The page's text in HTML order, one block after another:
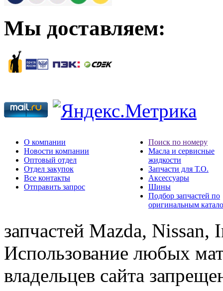
Мы доставляем:
О компании
Новости компании
Оптовый отдел
Отдел закупок
Все контакты
Отправить запрос
Поиск по номеру
Масла и сервисные
жидкости
Запчасти для Т.О.
Аксессуары
Шины
Подбор запчастей по
оригинальным
запчастей Mazda,
Использование любых
владельцев сайта